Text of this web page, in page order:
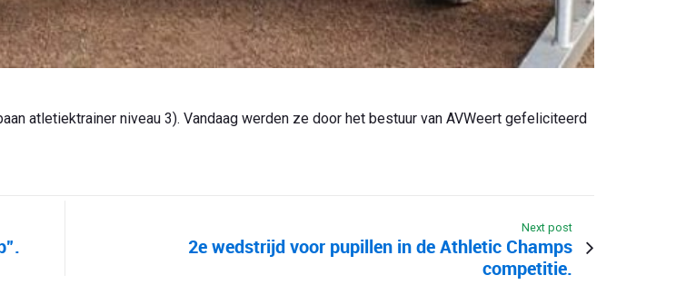
atletiektrainer niveau 3). Vandaag werden ze door het bestuur van AVWeert gefeliciteerd
Next post
2e wedstrijd voor pupillen in de Athletic Champs
competitie.